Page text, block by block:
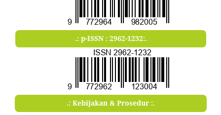
.: p-ISSN : 2962-1232:.
.: Kebijakan & Prosedur :.